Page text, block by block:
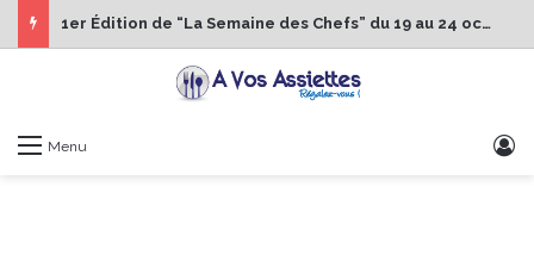
1er Édition de “La Semaine des Chefs” du 19 au 24 octobre 2026
Menu